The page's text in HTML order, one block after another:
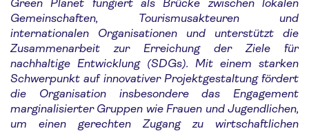
Green Planet fungiert als Brücke zwischen lokalen
Gemeinschaften, Tourismusakteuren und
internationalen Organisationen und unterstützt die
Zusammenarbeit zur Erreichung der Ziele für
nachhaltige Entwicklung (SDGs). Mit einem starken
Schwerpunkt auf innovativer Projektgestaltung fördert
die Organisation insbesondere das Engagement
marginalisierter Gruppen wie Frauen und Jugendlichen,
um einen gerechten Zugang zu wirtschaftlichen